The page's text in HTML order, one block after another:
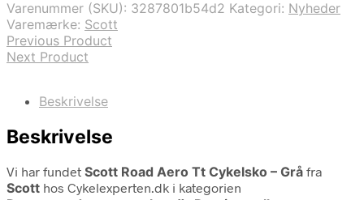
Varenummer (SKU): 3287801b54d2 Kategori: Nyheder
Varemærke: Scott
Previous Product
Next Product
Beskrivelse
Beskrivelse
Vi har fundet Scott Road Aero Tt Cykelsko – Grå fra
Scott hos Cykelexperten.dk i kategorien